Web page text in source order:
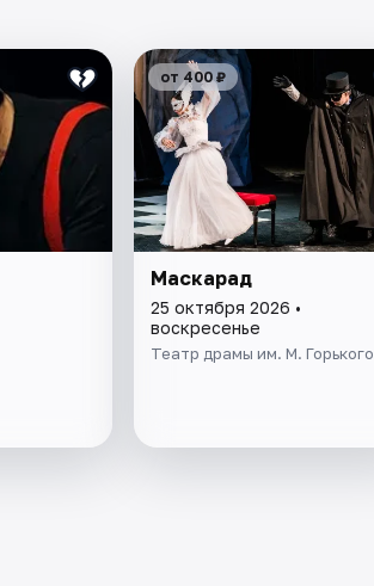
от 400 ₽
Маскарад
25 октября 2026 •
воскресенье
Театр драмы им. М. Горького